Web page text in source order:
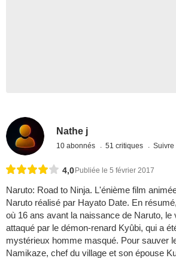
Nathe j
10 abonnés 51 critiques Suivre
4,0 Publiée le 5 février 2017
Naruto: Road to Ninja. L'énième film
Naruto réalisé par Hayato Date. En
où 16 ans avant la naissance de Naruto, le
attaqué par le démon-renard Kyûbi, qui a
mystérieux homme masqué. Pour sauver
Namikaze, chef du village et son épouse